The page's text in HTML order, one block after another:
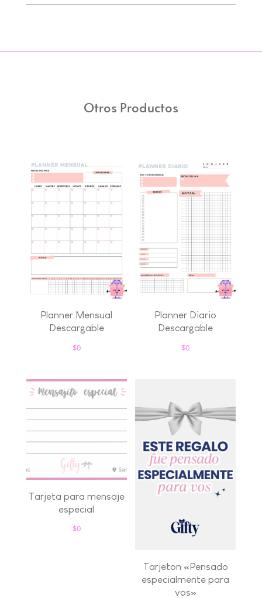
Otros Productos
Planner Mensual
Descargable
$0
Planner Diario
Descargable
$0
Tarjeta para mensaje
especial
$0
Tarjeton «Pensado
especialmente para
vos»